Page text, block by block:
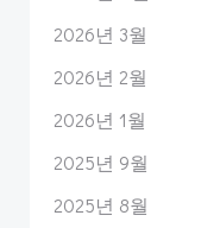
2026년 3월
2026년 2월
2026년 1월
2025년 9월
2025년 8월